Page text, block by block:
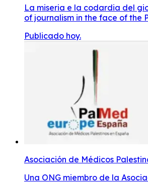
La miseria e la codardia del
of journalism in the face of the
Publicado hoy.
Asociación de Médicos
Una ONG miembro de la